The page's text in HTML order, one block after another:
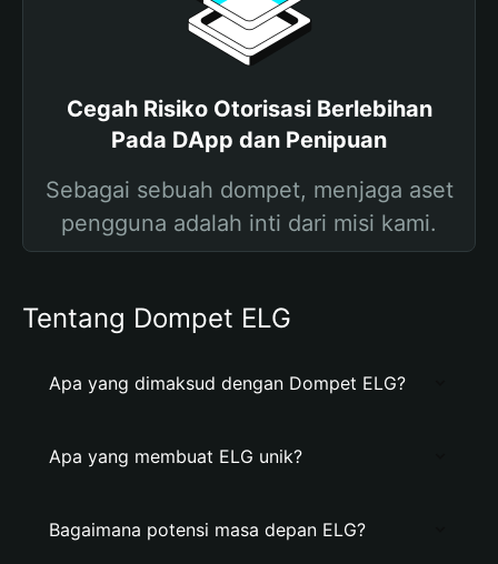
Cegah Risiko Otorisasi Berlebihan
Pada DApp dan Penipuan
Sebagai sebuah dompet, menjaga aset
pengguna adalah inti dari misi kami.
Tentang Dompet ELG
Apa yang dimaksud dengan Dompet ELG?
Apa yang membuat ELG unik?
Bagaimana potensi masa depan ELG?